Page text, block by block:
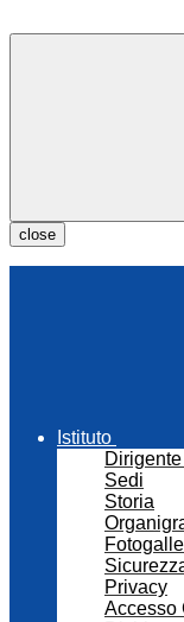
close
Istituto
Sedi
Storia
Privacy
Accesso